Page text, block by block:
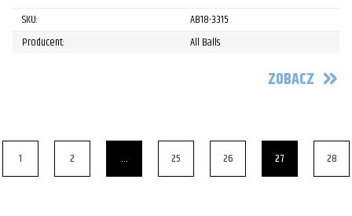
SKU:
AB18-3315
Producent:
All Balls
ZOBACZ
1 2 … 25 26 27 28